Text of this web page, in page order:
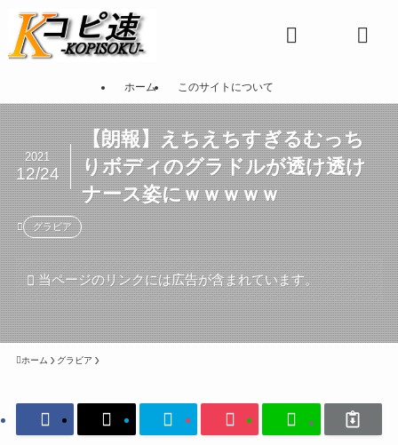
ホーム このサイトについて
【朗報】えちえちすぎるむっち
りボディのグラドルが透け透け
ナース姿にｗｗｗｗｗ
2021
12/24
グラビア
当ページのリンクには広告が含まれています。
ホーム グラビア